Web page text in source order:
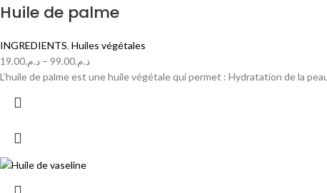
Huile de palme
INGREDIENTS, Huiles végétales
د.م.19.00 – د.م.99.00
L’huile de palme est une huile végétale qui permet : Hydratation de la